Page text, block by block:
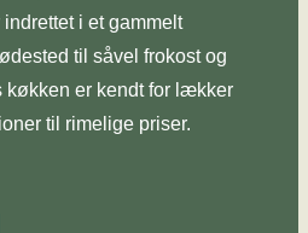
i et gammelt
til såvel frokost og
køkken er kendt for lækker
til rimelige priser.